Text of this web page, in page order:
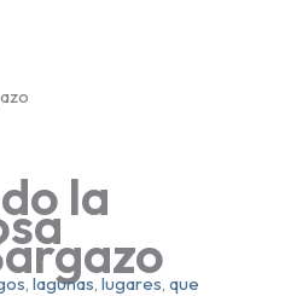
la
, lagunas , lugares , que